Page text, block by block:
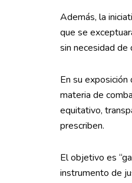
Además, la
que se
sin necesidad de
En su
materia de
equitativo,
prescriben.
El objetivo es
instrumento de